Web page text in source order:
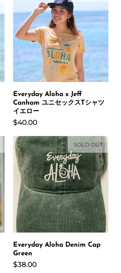
Everyday Aloha x Jeff
Canham ユニセックスTシャツ
イエロー
$40.00
Everyday Aloha Denim Cap
Green
$38.00
SOLD OUT